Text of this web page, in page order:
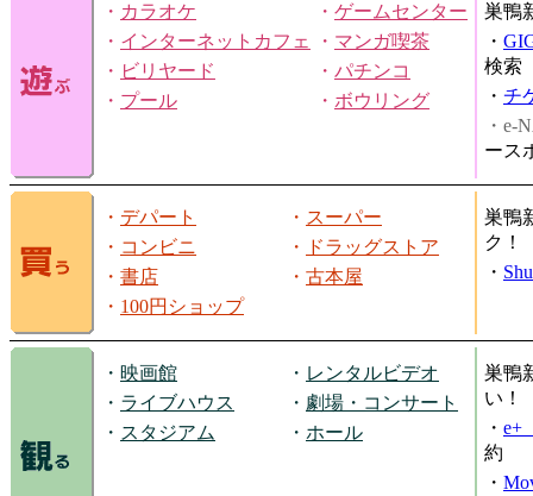
・ カラオケ ・ ゲームセンター
・ インターネットカフェ ・ マンガ喫茶
・ ビリヤード ・ パチンコ
・ プール ・ ボウリング
巣鴨
・
検索
・ チ
・e-
ース
・ デパート ・ スーパー
・ コンビニ ・
ドラッグストア
・ 書店 ・ 古本屋
・ 100円ショップ
巣鴨
ク！
・
・ 映画館 ・ レンタルビデオ
・ ライブハウス ・ 劇場・コンサート
・ スタジアム ・ ホール
巣鴨
い！
・ e+
約
・